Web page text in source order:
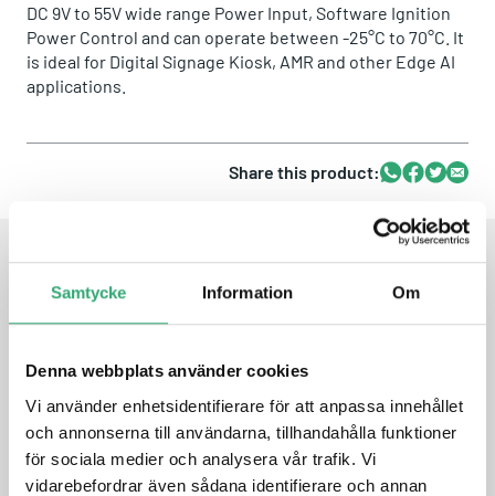
Samtycke Information Om
Denna webbplats använder cookies
Vi använder enhetsidentifierare för att anpassa innehållet
och annonserna till användarna, tillhandahålla funktioner
för sociala medier och analysera vår trafik. Vi
vidarebefordrar även sådana identifierare och annan
DC 9V to 55V wide range Power Input, Software Ignition
Power Control and can operate between -25°C to 70°C. It
is ideal for Digital Signage Kiosk, AMR and other Edge AI
applications.
Share this product:Whatsapp
Facebook
Twitter
Email
FEATURES
13th Gen Intel® Core™ i7/i5/i3 U-series Processor (Raptor
Lake-P), 15W TDP CPU
Ultra-slim and cableless design, fanless -25°C to 70°C
operation
2 DDR4 3200MHz memory, up to 64GB
2 USB 2.0, 2 USB 3.1 Gen 2, 1 USB 3.2 Gen 2×2 max 20Gbps